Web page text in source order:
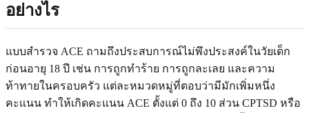
อย่างไร
แบบสำรวจ ACE ถามถึงประสบการณ์ไม่พึงประสงค์ในวัยเด็ก
ก่อนอายุ 18 ปี เช่น การถูกทำร้าย การถูกละเลย และความ
ท้าทายในครอบครัว แต่ละหมวดหมู่ที่ตอบว่ามีมักเพิ่มหนึ่ง
คะแนน ทำให้เกิดคะแนน ACE ตั้งแต่ 0 ถึง 10 ส่วน CPTSD หรือ